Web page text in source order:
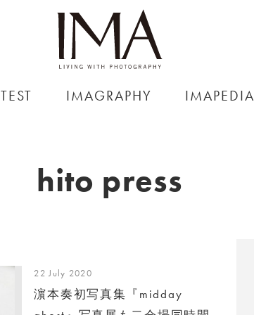
IMAGRAPHY IMAPEDIA
hito press
22 July 2020
濵本奏初写真集『midday